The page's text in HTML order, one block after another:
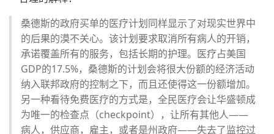
桑德斯的政府买单的医疗计划同样显示了对现实世界中
的后果的漠不关心。该计划要求取消所有病人的开销，
承诺覆盖所有的服务，包括长期的护理。医疗占美国
GDP的17.5%，桑德斯的计划会将很大份额的经济活动
纳入联邦政府的控制之下，而且还使得这一份额增加。
另一种看待免费医疗的方式是，全民医疗会让华盛顿成
为唯一的检查点（checkpoint），让所有其他人——
病人，供应商，雇主，或者是州政府——失去了监控过